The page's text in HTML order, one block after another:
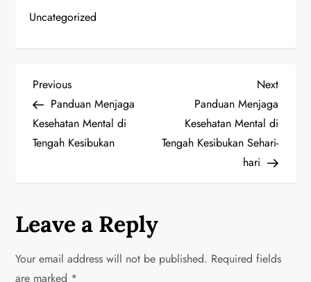
Uncategorized
P
o
s
a
v
Previous
Post
Previous
Panduan Menjaga
Kesehatan Mental di
Tengah Kesibukan
Next
Post
Next
Panduan Menjaga
Kesehatan Mental di
Tengah Kesibukan Sehari-
hari
Leave a Reply
Your email address will not be published. Required fields
are marked *